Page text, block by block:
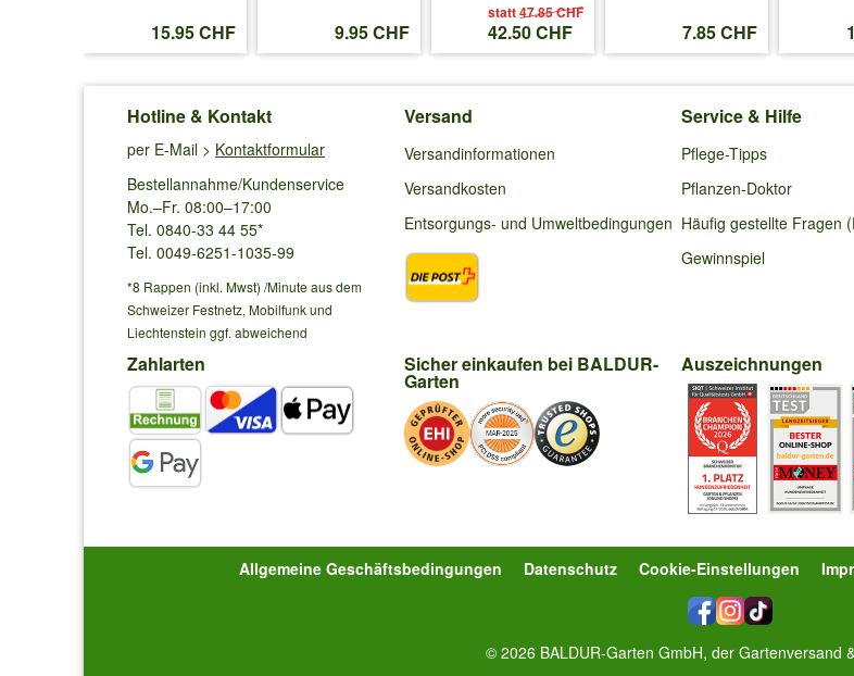
15.95 CHF 9.95 CHF
statt47.85 CHF
42.50 CHF 7.85 CHF
Hotline & Kontakt
per E-Mail > Kontaktformular
Bestellannahme/Kundenservice
Mo.–Fr. 08:00–17:00
Tel. 0840-33 44 55*
Tel. 0049-6251-1035-99
*8 Rappen (inkl. Mwst) /Minute aus dem
Schweizer Festnetz, Mobilfunk und
Liechtenstein ggf. abweichend
Versand
Versandinformationen
Versandkosten
Entsorgungs- und Umweltbedingungen
Service & Hilfe
Pflege-Tipps
Pflanzen-Doktor
Häufig gestellte Fragen
Gewinnspiel
Zahlarten Sicher einkaufen bei BALDUR-
Garten
Auszeichnungen
Allgemeine Geschäftsbedingungen Datenschutz Cookie-Einstellungen
© 2026 BALDUR-Garten GmbH, der Gartenversand